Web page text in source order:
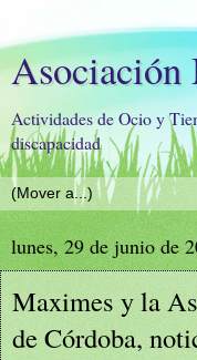
Actividades de Ocio y
discapacidad
lunes, 29 de junio de
Maximes y la
de Córdoba,